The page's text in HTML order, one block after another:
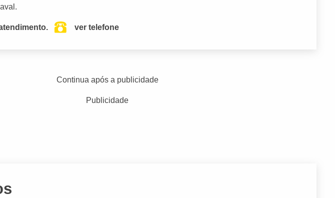
ver telefone
Continua após a publicidade
Publicidade